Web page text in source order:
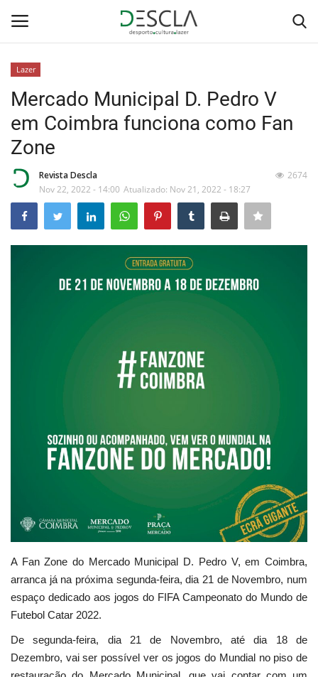
Home
Desporto
Estatuto Editorial
Cultura
Ambiente
Lazer
Mercado Municipal D. Pedro V
em Coimbra funciona como Fan
Zone
Revista Descla
Nov 22, 2022 - 14:00 Atualizado: Nov 21, 2022 - 18:27
2674
A Fan Zone do Mercado Municipal D. Pedro V, em Coimbra,
arranca já na próxima segunda-feira, dia 21 de Novembro, num
espaço dedicado aos jogos do FIFA Campeonato do Mundo de
Futebol Catar 2022.
De segunda-feira, dia 21 de Novembro, até dia 18 de
Dezembro, vai ser possível ver os jogos do Mundial no piso de